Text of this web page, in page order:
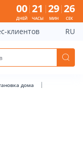
TUMEBEEŽ -
00
ДНЕЙ
21
ЧАСЫ
29
МИН
25
СЕК
клиентов RU
дома